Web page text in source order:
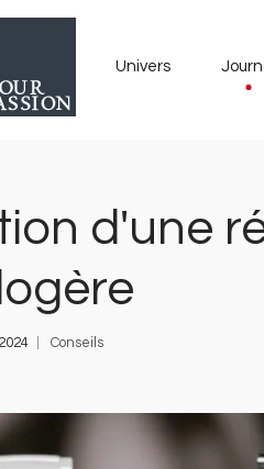
Univers
d'une
Conseils